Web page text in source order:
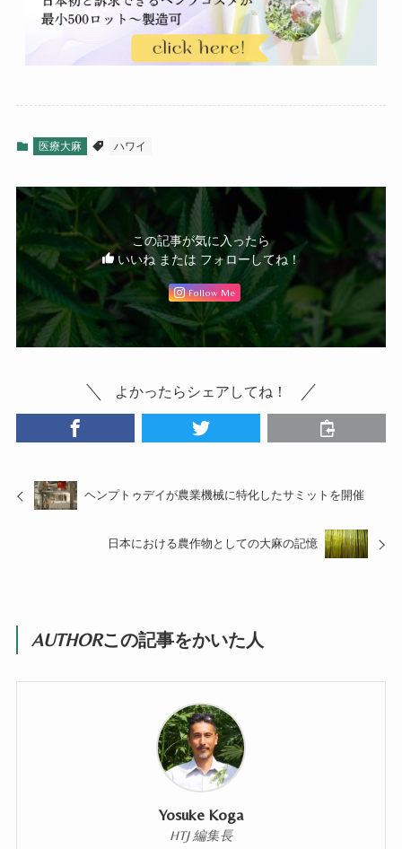
医療大麻 ハワイ
この記事が気に入ったら
いいね または フォローしてね！
Follow Me
よかったらシェアしてね！
ヘンプトゥデイが農業機械に特化したサミットを開催
日本における農作物としての大麻の記憶
AUTHORこの記事をかいた人
Yosuke Koga
HTJ 編集長